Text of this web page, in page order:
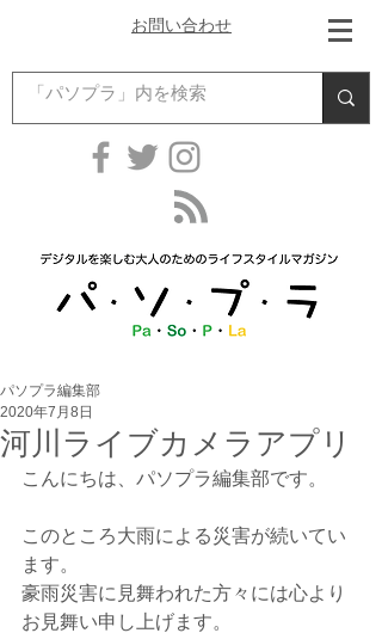
お問い合わせ
河川ライブカメラアプリ
パソプラ編集部
2020年7月8日
こんにちは、パソプラ編集部です。
このところ大雨による災害が続いてい
ます。
豪雨災害に見舞われた方々には心より
お見舞い申し上げます。